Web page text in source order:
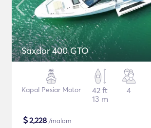
Saxdor 400 GTO
Kapal Pesiar Motor
42 ft
13 m
4
$2,228 /malam